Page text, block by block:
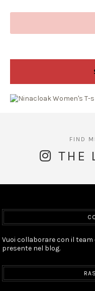
THE
Vuoi collaborare con il
presente nel blog.